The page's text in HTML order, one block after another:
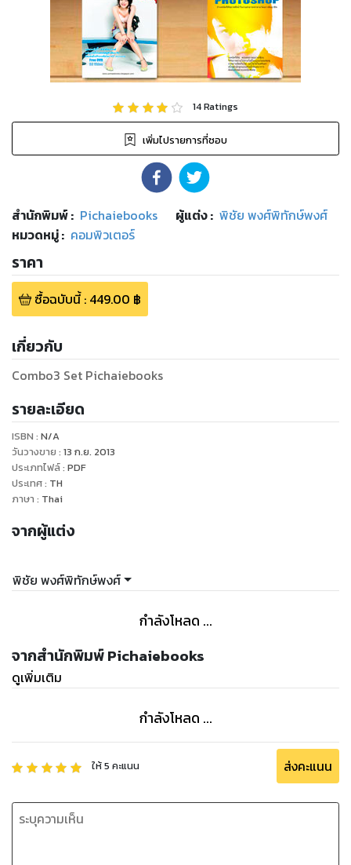
14Ratings
เพิ่มไปรายการที่ชอบ
สำนักพิมพ์: Pichaiebooks ผู้แต่ง : พิชัย พงศ์พิทักษ์พงศ์
หมวดหมู่: คอมพิวเตอร์
ราคา
ซื้อฉบับนี้: 449.00 ฿
เกี่ยวกับ
Combo3 Set Pichaiebooks
รายละเอียด
ISBN : N/A
วันวางขาย : 13 ก.ย. 2013
ประเภทไฟล์: PDF
ประเทศ: TH
ภาษา : Thai
จากผู้แต่ง
พิชัย พงศ์พิทักษ์พงศ์
กำลังโหลด ...
จากสำนักพิมพ์ Pichaiebooks
ดูเพิ่มเติม
กำลังโหลด ...
ให้5 คะแนน ส่งคะแนน